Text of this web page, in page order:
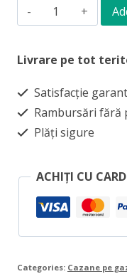
Cazan
gaz
TurboTEC
3
(24
Livrare pe tot
Satisfacție
Rambursări fără
Plăți sigure
ACHIȚI CU
Categories: Cazane pe